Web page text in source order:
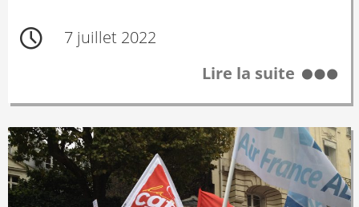
7 juillet 2022
Lire la suite